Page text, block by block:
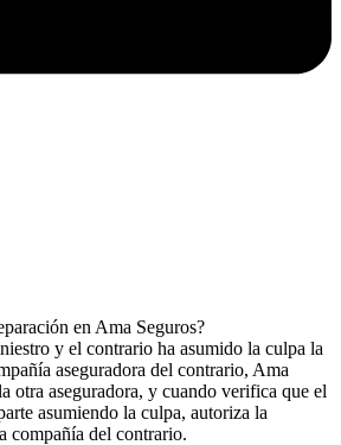
en Ama Seguros?
y el contrario ha asumido la culpa la
aseguradora del contrario, Ama
otra aseguradora, y cuando verifica que el
asumiendo la culpa, autoriza la
compañía del contrario.